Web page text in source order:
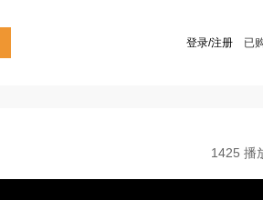
登录/注册 已
1425 播